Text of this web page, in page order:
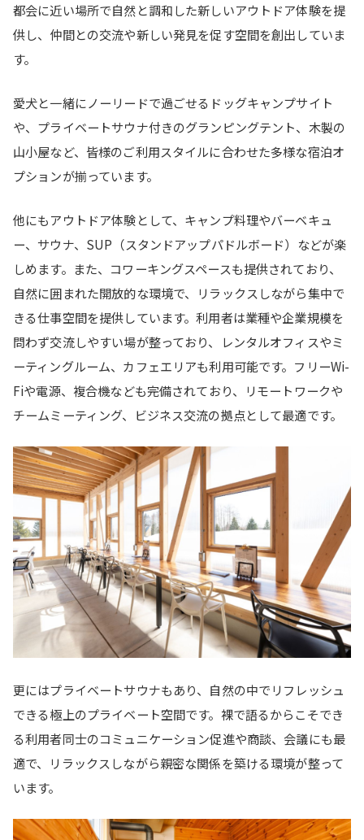
都会に近い場所で自然と調和した新しいアウトドア体験を提
供し、仲間との交流や新しい発見を促す空間を創出していま
す。
愛犬と一緒にノーリードで過ごせるドッグキャンプサイト
や、プライベートサウナ付きのグランピングテント、木製の
山小屋など、皆様のご利用スタイルに合わせた多様な宿泊オ
プションが揃っています。
他にもアウトドア体験として、キャンプ料理やバーベキュ
ー、サウナ、SUP（スタンドアップパドルボード）などが楽
しめます。また、コワーキングスペースも提供されており、
自然に囲まれた開放的な環境で、リラックスしながら集中で
きる仕事空間を提供しています。利用者は業種や企業規模を
問わず交流しやすい場が整っており、レンタルオフィスやミ
ーティングルーム、カフェエリアも利用可能です。フリーWi-
Fiや電源、複合機なども完備されており、リモートワークや
チームミーティング、ビジネス交流の拠点として最適です。
更にはプライベートサウナもあり、自然の中でリフレッシュ
できる極上のプライベート空間です。裸で語るからこそでき
る利用者同士のコミュニケーション促進や商談、会議にも最
適で、リラックスしながら親密な関係を築ける環境が整って
います。